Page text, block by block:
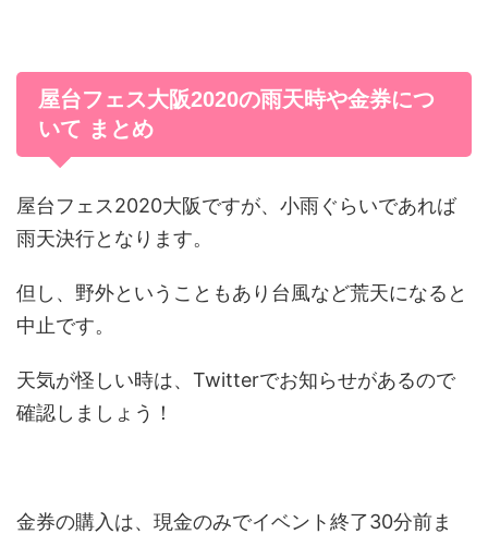
屋台フェス大阪2020の雨天時や金券につ
いて まとめ
屋台フェス2020大阪ですが、小雨ぐらいであれば
雨天決行となります。
但し、野外ということもあり台風など荒天になると
中止です。
天気が怪しい時は、Twitterでお知らせがあるので
確認しましょう！
金券の購入は、現金のみでイベント終了30分前ま